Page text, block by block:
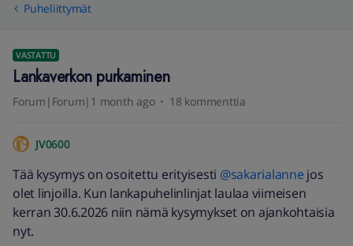
Puheliittymät
VASTATTU
Lankaverkon purkaminen
Forum|Forum|1 month ago 18 kommenttia
JV0600
Tää kysymys on osoitettu erityisesti ​ @sakarialanne jos
olet linjoilla. Kun lankapuhelinlinjat laulaa viimeisen
kerran 30.6.2026 niin nämä kysymykset on ajankohtaisia
nyt.